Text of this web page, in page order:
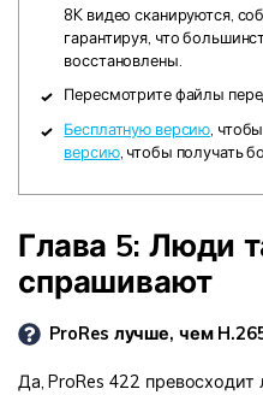
8K видео сканируются,
гарантируя, что
восстановлены.
Пересмотрите файлы
Бесплатную версию ,
версию, чтобы получать
Глава 5: Люди
спрашивают
ProRes лучше, чем
Да, ProRes 422